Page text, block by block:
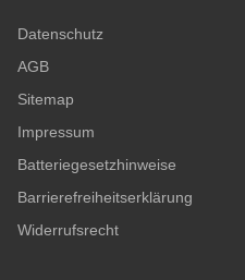
Datenschutz
AGB
Sitemap
Impressum
Batteriegesetzhinweise
Barrierefreiheitserklärung
Widerrufsrecht